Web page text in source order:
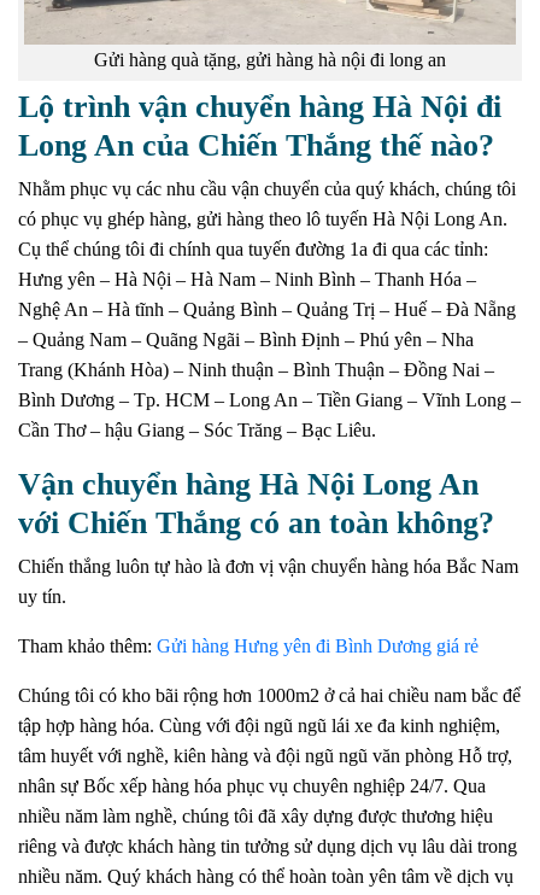
Gửi hàng quà tặng, gửi hàng hà nội đi long an
Lộ trình vận chuyển hàng Hà Nội đi
Long An của Chiến Thắng thế nào?
Nhằm phục vụ các nhu cầu vận chuyển của quý khách, chúng tôi
có phục vụ ghép hàng, gửi hàng theo lô tuyến Hà Nội Long An.
Cụ thể chúng tôi đi chính qua tuyến đường 1a đi qua các tỉnh:
Hưng yên – Hà Nội – Hà Nam – Ninh Bình – Thanh Hóa –
Nghệ An – Hà tĩnh – Quảng Bình – Quảng Trị – Huế – Đà Nẵng
– Quảng Nam – Quãng Ngãi – Bình Định – Phú yên – Nha
Trang (Khánh Hòa) – Ninh thuận – Bình Thuận – Đồng Nai –
Bình Dương – Tp. HCM – Long An – Tiền Giang – Vĩnh Long –
Cần Thơ – hậu Giang – Sóc Trăng – Bạc Liêu.
Vận chuyển hàng Hà Nội Long An
với Chiến Thắng có an toàn không?
Chiến thắng luôn tự hào là đơn vị vận chuyển hàng hóa Bắc Nam
uy tín.
Tham khảo thêm: Gửi hàng Hưng yên đi Bình Dương giá rẻ
Chúng tôi có kho bãi rộng hơn 1000m2 ở cả hai chiều nam bắc để
tập hợp hàng hóa. Cùng với đội ngũ ngũ lái xe đa kinh nghiệm,
tâm huyết với nghề, kiên hàng và đội ngũ ngũ văn phòng Hỗ trợ,
nhân sự Bốc xếp hàng hóa phục vụ chuyên nghiệp 24/7. Qua
nhiều năm làm nghề, chúng tôi đã xây dựng được thương hiệu
riêng và được khách hàng tin tưởng sử dụng dịch vụ lâu dài trong
nhiều năm. Quý khách hàng có thể hoàn toàn yên tâm về dịch vụ